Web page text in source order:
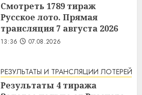
Смотреть 1789 тираж
Русское лото. Прямая
трансляция 7 августа 2026
13:36 07.08.2026
РЕЗУЛЬТАТЫ И ТРАНСЛЯЦИИ ЛОТЕРЕЙ
Результаты 4 тиража